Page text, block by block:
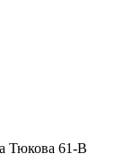
Тюкова 61-В